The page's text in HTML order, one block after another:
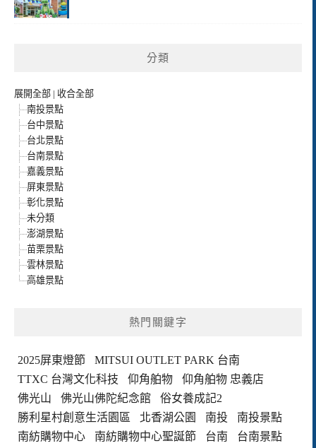
分類
展開全部 | 收合全部
南投景點
台中景點
台北景點
台南景點
嘉義景點
屏東景點
彰化景點
未分類
澎湖景點
苗栗景點
雲林景點
高雄景點
熱門關鍵字
2025屏東燈節
MITSUI OUTLET PARK 台南
TTXC 台灣文化科技
仰角舶物
仰角舶物 忠義店
佛光山
佛光山佛陀紀念館
俗女養成記2
勝利星村創意生活園區
北香湖公園 南投
南投景點
南紡購物中心
南紡購物中心聖誕節 台南
台南景點